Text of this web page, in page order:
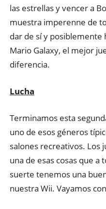
las estrellas y vencer a
muestra imperenne de
dar de sí y posiblemente
Mario Galaxy, el mejor
diferencia.
Lucha
Terminamos esta
uno de esos géneros
salones recreativos. Los
una de esas cosas que a
suerte tenemos una
nuestra Wii. Vayamos